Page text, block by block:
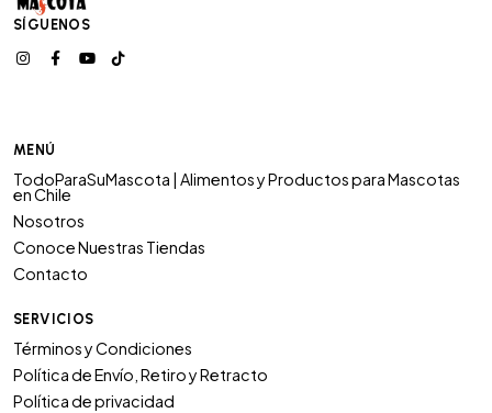
SÍGUENOS
MENÚ
TodoParaSuMascota | Alimentos y Productos para Mascotas
en Chile
Nosotros
Conoce Nuestras Tiendas
Contacto
SERVICIOS
Términos y Condiciones
Política de Envío, Retiro y Retracto
Política de privacidad